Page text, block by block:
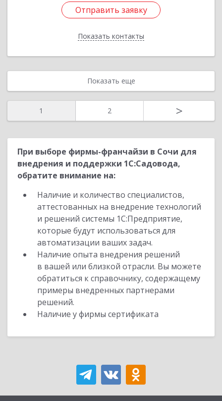
Отправить заявку
Показать контакты
Отправить заявку
Назад
Показать еще
1 2 >
При выборе фирмы-франчайзи в Сочи для
внедрения и поддержки 1С:Садовода,
обратите внимание на:
Наличие и количество специалистов,
аттестованных на внедрение технологий
и решений системы 1С:Предприятие,
которые будут использоваться для
автоматизации ваших задач.
Наличие опыта внедрения решений
в вашей или близкой отрасли. Вы можете
обратиться к справочнику, содержащему
примеры внедренных партнерами
решений.
Наличие у фирмы сертификата